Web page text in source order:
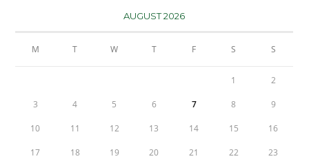
AUGUST 2026
M T W T F S S
1 2
3 4 5 6 7 8 9
10 11 12 13 14 15 16
17 18 19 20 21 22 23